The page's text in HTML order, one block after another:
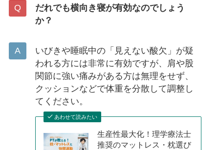
だれでも横向き寝が有効なのでしょう
か？
いびきや睡眠中の「見えない酸欠」が疑
われる方には非常に有効ですが、肩や股
関節に強い痛みがある方は無理をせず、
クッションなどで体重を分散して調整し
てください。
あわせて読みたい
生産性最大化！理学療法士
推奨のマットレス・枕選び